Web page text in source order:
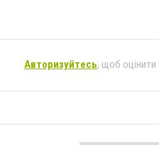
Авторизуйтесь, щоб оцінити